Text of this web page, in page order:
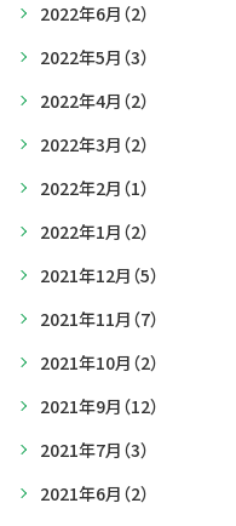
2022年6月 （2）
2022年5月 （3）
2022年4月 （2）
2022年3月 （2）
2022年2月 （1）
2022年1月 （2）
2021年12月 （5）
2021年11月 （7）
2021年10月 （2）
2021年9月 （12）
2021年7月 （3）
2021年6月 （2）